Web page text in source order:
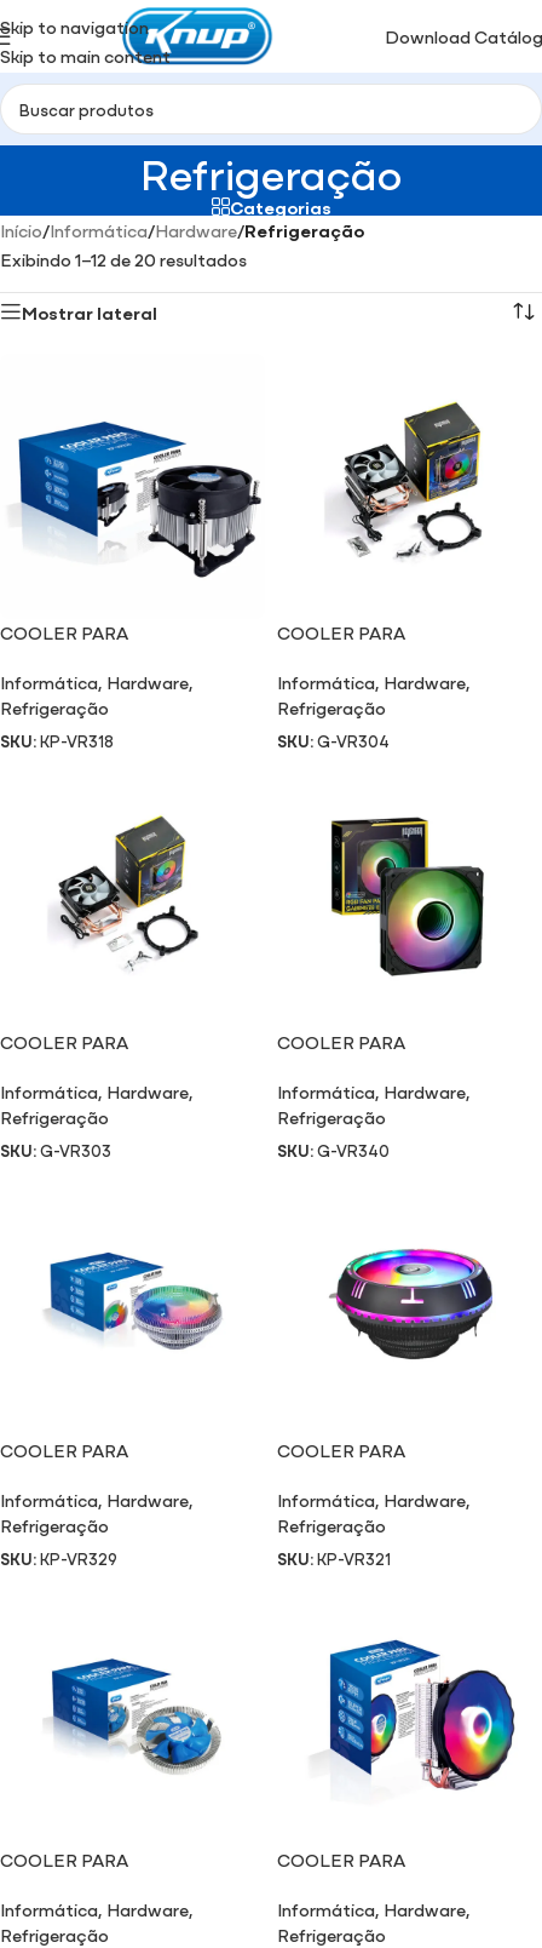
Skip to navigation
Skip to main content
Download
Refrigeração
Categorias
Início/Informática/Hardware/Refrigeração
Exibindo 1–12 de 20 resultados
Mostrar lateral
COOLER PARA
Informática, Hardware,
Refrigeração
SKU:KP-VR318
COOLER PARA
Informática, Hardware,
Refrigeração
SKU:G-VR304
COOLER PARA
Informática, Hardware,
Refrigeração
SKU:G-VR303
COOLER PARA
Informática, Hardware,
Refrigeração
SKU:G-VR340
COOLER PARA
Informática, Hardware,
Refrigeração
SKU:KP-VR329
COOLER PARA
Informática, Hardware,
Refrigeração
SKU:KP-VR321
COOLER PARA
Informática, Hardware,
Refrigeração
COOLER PARA
Informática, Hardware,
Refrigeração